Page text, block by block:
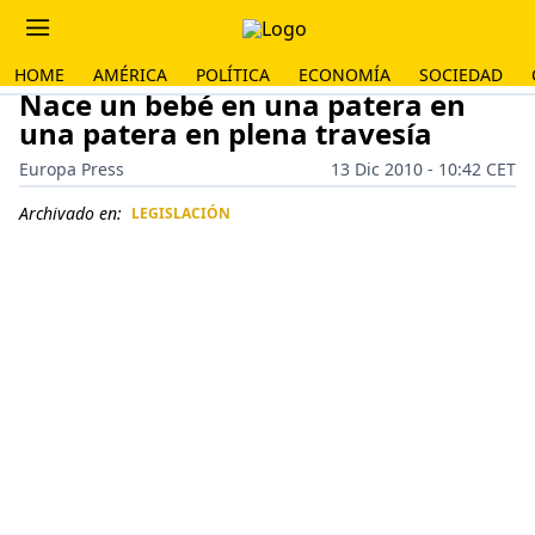
HOME AMÉRICA POLÍTICA ECONOMÍA SOCIEDAD
Nace un bebé en una patera en
una patera en plena travesía
Europa Press
13 Dic 2010 - 10:42 CET
Archivado en: LEGISLACIÓN